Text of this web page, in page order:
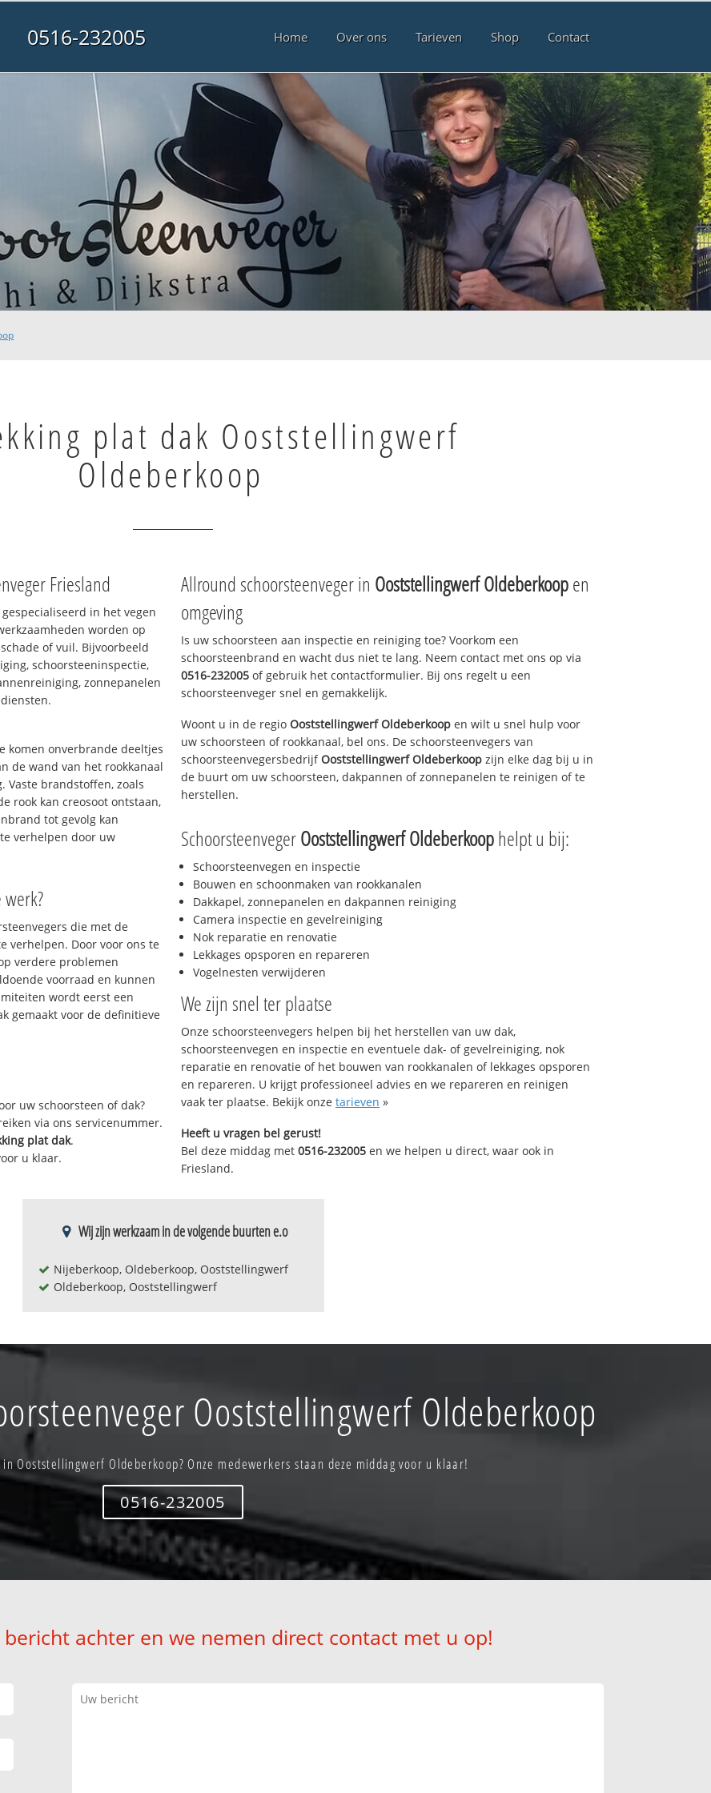
0516-232005 Home Over ons Tarieven Shop Contact
plat dak Ooststellingwerf
Oldeberkoop
Friesland
in het vegen
worden op
of vuil. Bijvoorbeeld
schoorsteeninspectie,
zonnepanelen
komen onverbrande deeltjes
de wand van het rookkanaal
Vaste brandstoffen, zoals
rook kan creosoot ontstaan,
tot gevolg kan
verhelpen door uw
die met de
verhelpen. Door voor ons te
verdere problemen
voorraad en kunnen
wordt eerst een
gemaakt voor de definitieve
uw schoorsteen of dak?
via ons servicenummer.
plat dak.
u klaar.
Allround schoorsteenveger in Ooststellingwerf Oldeberkoopen
omgeving
Is uw schoorsteen aan inspectie en reiniging toe? Voorkom een
schoorsteenbrand en wacht dus niet te lang. Neem contact met ons op via
0516-232005 of gebruik het contactformulier. Bij ons regelt u een
schoorsteenveger snel en gemakkelijk.
Woont u in de regio Ooststellingwerf Oldeberkoop en wilt u snel hulp voor
uw schoorsteen of rookkanaal, bel ons. De schoorsteenvegers van
schoorsteenvegersbedrijfOoststellingwerf Oldeberkoop zijn elke dag bij u in
de buurt om uw schoorsteen, dakpannen of zonnepanelen te reinigen of te
herstellen.
SchoorsteenvegerOoststellingwerf Oldeberkoophelpt u bij:
Schoorsteenvegen en inspectie
Bouwen en schoonmaken van rookkanalen
Dakkapel, zonnepanelen en dakpannen reiniging
Camera inspectie en gevelreiniging
Nok reparatie en renovatie
Lekkages opsporen en repareren
Vogelnesten verwijderen
We zijn snel ter plaatse
Onze schoorsteenvegers helpen bij het herstellen van uw dak,
schoorsteenvegen en inspectie en eventuele dak- of gevelreiniging, nok
reparatie en renovatie of het bouwen van rookkanalen of lekkages opsporen
en repareren. U krijgt professioneel advies en we repareren en reinigen
vaak ter plaatse. Bekijk onze tarieven »
Heeft u vragen bel gerust!
Bel deze middag met 0516-232005 en we helpen u direct, waar ook in
Friesland.
Wij zijn werkzaam in de volgende buurten e.o
Nijeberkoop, Oldeberkoop, Ooststellingwerf
Oldeberkoop, Ooststellingwerf
Ooststellingwerf Oldeberkoop
Ooststellingwerf Oldeberkoop? Onze medewerkers staan deze middag voor u klaar!
0516-232005
bericht achter en we nemen direct contact met u op!